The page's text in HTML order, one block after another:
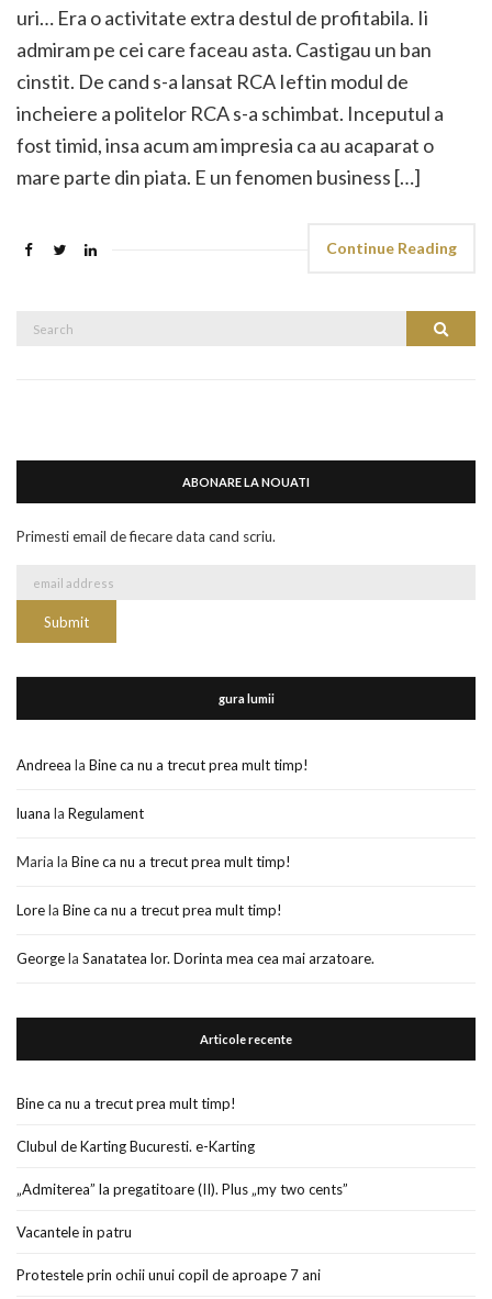
uri… Era o activitate extra destul de profitabila. Ii
admiram pe cei care faceau asta. Castigau un ban
cinstit. De cand s-a lansat RCA Ieftin modul de
incheiere a politelor RCA s-a schimbat. Inceputul a
fost timid, insa acum am impresia ca au acaparat o
mare parte din piata. E un fenomen business […]
Continue Reading
Search
ABONARE LA NOUATI
Primesti email de fiecare data cand scriu.
gura lumii
Andreea la Bine ca nu a trecut prea mult timp!
luana la Regulament
Maria la Bine ca nu a trecut prea mult timp!
Lorela Bine ca nu a trecut prea mult timp!
Georgela Sanatatea lor. Dorinta mea cea mai arzatoare.
Articole recente
Bine ca nu a trecut prea mult timp!
Clubul de Karting Bucuresti. e-Karting
„Admiterea” la pregatitoare (II). Plus „my two cents”
Vacantele in patru
Protestele prin ochii unui copil de aproape 7 ani